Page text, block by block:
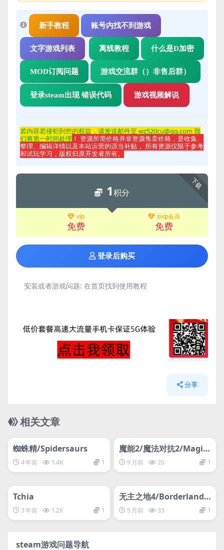
新手教程 账号内找不到游戏
文字游戏列表 离线教程 什么是D加密
MOD订阅问题 游戏交流群（）非售后群）
登录steam出现 错误代码 游戏视频解说
若内容若侵犯到您的权益，请发送邮件至 wz520cu@qq.com 我
们将第一时间处理 ！ 资源所需价格并非资源售卖价格，是收集、
整理、编辑详情以及本站运营的适当补贴， 所有资源仅限于参考
和试玩学习，版权归原开发者所有。
下载
1积分
vip
免费
svip会员
免费
登录后购买
安装或者游戏问题: 在首页找到使用教程
分享
相关文章
蜘蛛精/Spidersaurs
4 年前 1.4K 1
网盘下载游戏
魔能2/魔法对抗2/Magic
ka 29 月前 20 1
Tchia
3 年前 1.2K 1
网盘下载游戏
无主之地4/Borderlands
4 5 月前 33 1
steam游戏问题导航